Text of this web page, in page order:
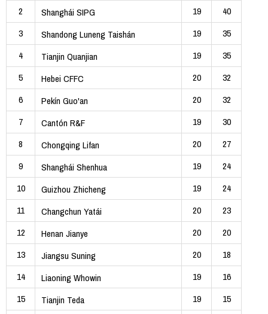
2
Shanghái SIPG 19
40
3
Shandong Luneng Taishán 19
35
4
Tianjin Quanjian 19
35
5
Hebei CFFC 20
32
6
Pekín Guo'an 20
32
7
Cantón R&F 19
30
8
Chongqing Lifan 20
27
9
Shanghái Shenhua 19
24
10
Guizhou Zhicheng 19
24
11
Changchun Yatái 20
23
12
Henan Jianye 20
20
13
Jiangsu Suning 20
18
14
Liaoning Whowin 19
16
15
Tianjin Teda 19
15